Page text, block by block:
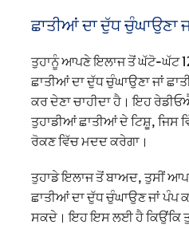
ਛਾਤੀਆਂ ਦਾ ਦੁੱਧ ਚੁੰਘਾਉਣਾ
ਤੁਹਾਨੂੰ ਆਪਣੇ ਇਲਾਜ ਤੋਂ ਘੱਟੋ-ਘੱਟ
ਛਾਤੀਆਂ ਦਾ ਦੁੱਧ ਚੁੰਘਾਉਣਾ ਜਾਂ
ਕਰ ਦੇਣਾ ਚਾਹੀਦਾ ਹੈ। ਇਹ
ਤੁਹਾਡੀਆਂ ਛਾਤੀਆਂ ਦੇ ਟਿਸ਼ੂ, ਜਿਸ
ਰੋਕਣ ਵਿੱਚ ਮਦਦ ਕਰੇਗਾ।
ਤੁਹਾਡੇ ਇਲਾਜ ਤੋਂ ਬਾਅਦ, ਤੁਸੀਂ
ਛਾਤੀਆਂ ਦਾ ਦੁੱਧ ਚੁੰਘਾਉਣ ਜਾਂ ਪੰਪ
ਸਕਦੇ। ਇਹ ਇਸ ਲਈ ਹੈ ਕਿਉਂਕਿ